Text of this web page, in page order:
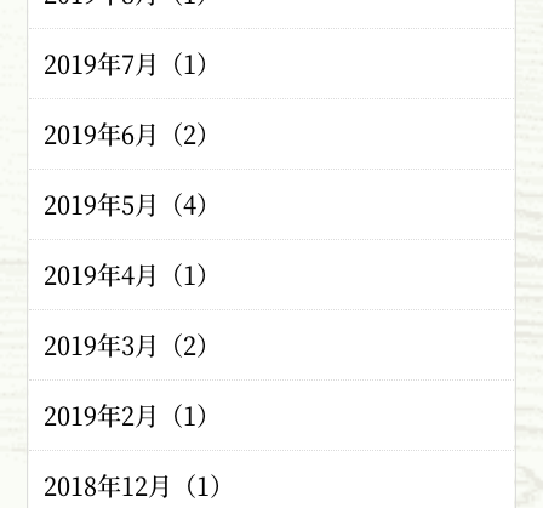
2019年7月（1）
2019年6月（2）
2019年5月（4）
2019年4月（1）
2019年3月（2）
2019年2月（1）
2018年12月（1）